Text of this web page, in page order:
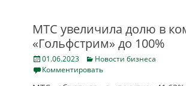
МТС увеличила долю в
«Гольфстрим» до 100%
Posted
on
01.06.2023 Categories
Новости бизнеса
Комментировать